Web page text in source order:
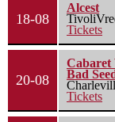
18-08
Alcest
Tickets
20-08
Cabaret
Bad
Tickets